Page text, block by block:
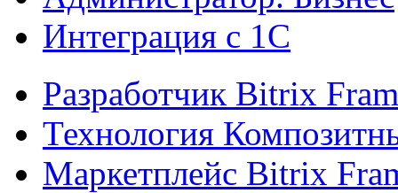
Интеграция с 1С
Разработчик Bitrix
Технология
Маркетплейс Bitrix